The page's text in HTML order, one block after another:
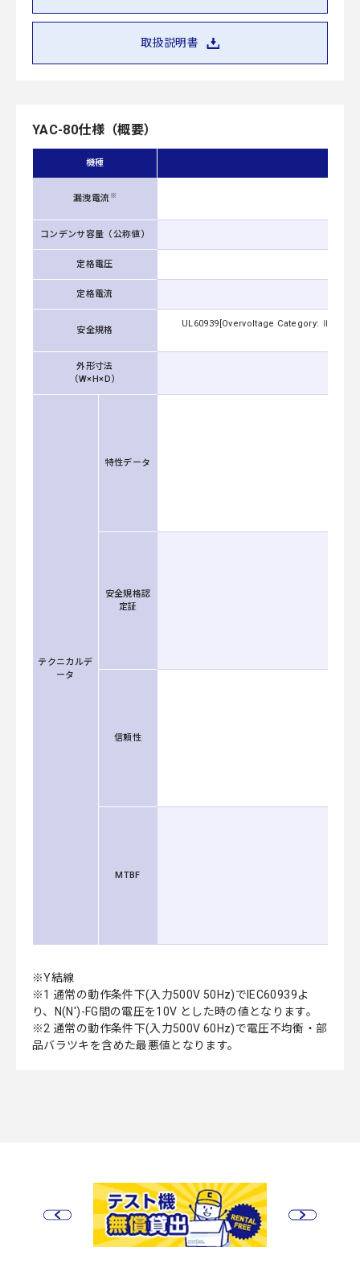
取扱説明書
YAC-80仕様（概要）
機種
漏洩電流 ※
コンデンサ容量（公称値）
定格電圧
定格電流
安全規格
UL60939[Overvoltage Category: Ⅲ
外形寸法
（W×H×D）
テクニカルデ
ータ
特性データ
安全規格認
定証
信頼性
MTBF
※Y結線
※1 通常の動作条件下(入力500V 50Hz)でIEC60939よ
り、N(N')-FG間の電圧を10V とした時の値となります。
※2 通常の動作条件下(入力500V 60Hz)で電圧不均衡・部
品バラツキを含めた最悪値となります。